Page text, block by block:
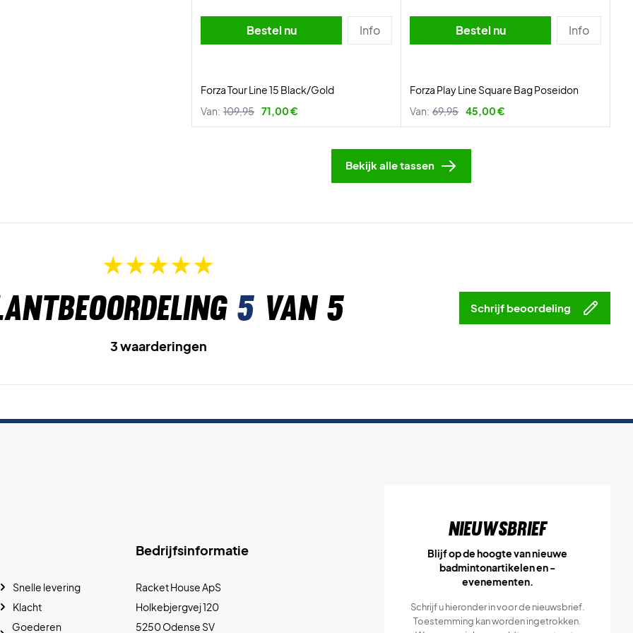
Bestel nu Info
Forza Tour Line 15 Black/Gold
Van: 109,95 71,00 €
Bestel nu Info
Forza Play Line Square Bag Poseidon
Van: 69,95 45,00 €
Bekijk alle tassen
5van 5 Schrijf beoordeling
3 waarderingen
Bedrijfsinformatie
Racket House ApS
Holkebjergvej 120
5250 Odense SV
Snelle levering
Klacht
Goederen
Nieuwsbrief
Blijf op de hoogte van nieuwe
badmintonartikelen en -
evenementen.
Schrijf u hieronder in voor de nieuwsbrief.
Toestemming kan worden ingetrokken.